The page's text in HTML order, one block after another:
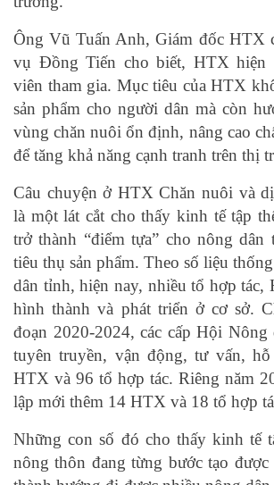
Ông Vũ Tuấn Anh, Giám đốc HTX
vụ Đồng Tiến cho biết, HTX hiện
viên tham gia. Mục tiêu của HTX
sản phẩm cho người dân mà còn
vùng chăn nuôi ổn định, nâng cao
để tăng khả năng cạnh tranh trên thị
Câu chuyện ở HTX Chăn nuôi và
là một lát cắt cho thấy kinh tế tập
trở thành “điểm tựa” cho nông dân
tiêu thụ sản phẩm. Theo số liệu
dân tỉnh, hiện nay, nhiều tổ hợp tác,
hình thành và phát triển ở cơ sở.
đoạn 2020-2024, các cấp Hội
tuyên truyền, vận động, tư vấn,
HTX và 96 tổ hợp tác. Riêng năm
lập mới thêm 14 HTX và 18 tổ hợp
Những con số đó cho thấy kinh tế
nông thôn đang từng bước tạo được